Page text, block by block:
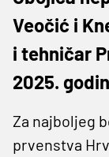
Veočić i
i tehničar
2025.
Za najboljeg
prvenstva